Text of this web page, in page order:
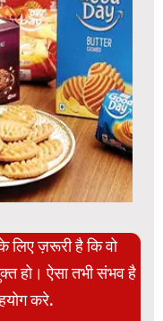
लिए ज़रूरी है कि वो
हो। ऐसा तभी संभव है
करे.